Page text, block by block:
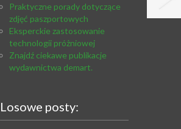
Praktyczne porady dotyczące
zdjęć paszportowych
Eksperckie zastosowanie
technologii próżniowej
Znajdź ciekawe publikacje
wydawnictwa demart.
Losowe posty: